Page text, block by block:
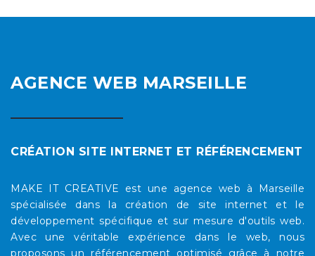
AGENCE WEB MARSEILLE
CRÉATION SITE INTERNET ET RÉFÉRENCEMENT
MAKE IT CREATIVE est une agence web à Marseille
spécialisée dans la création de site internet et le
développement spécifique et sur mesure d'outils web.
Avec une véritable expérience dans le web, nous
proposons un référencement optimisé grâce à notre